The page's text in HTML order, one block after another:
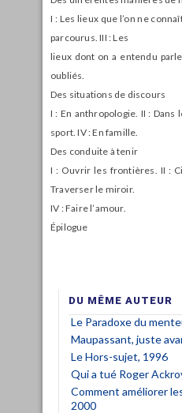
I : Les lieux que l’on ne
parcourus. III : Les
lieux dont on a entendu
oubliés.
Des situations de discours
I : En anthropologie. II : Dans
sport. IV : En famille.
Des conduite à tenir
I : Ouvrir les frontières. II :
Traverser le miroir.
IV : Faire l’amour.
Épilogue
DU MÊME AUTEUR
Le Paradoxe du
Maupassant, juste
Le Hors-sujet, 1996
Qui a tué Roger
Comment améliorer
2000